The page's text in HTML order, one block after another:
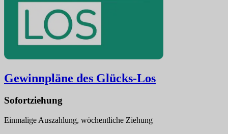
Gewinnpläne des Glücks-Los
Sofortziehung
Einmalige Auszahlung, wöchentliche Ziehung